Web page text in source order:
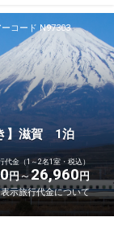
ーコード N97303
】滋賀 1泊
代金（1～2名1室・税込）
円 26,960円
表示旅行代金について